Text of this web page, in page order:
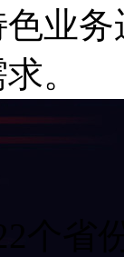
色业
。
省